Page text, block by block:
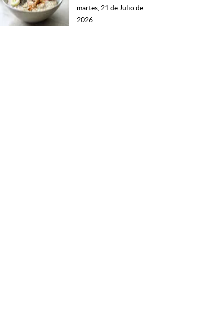
martes, 21 de Julio de
2026